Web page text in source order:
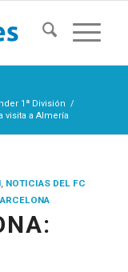
1ª División /
visita a Almería
, NOTICIAS DEL FC